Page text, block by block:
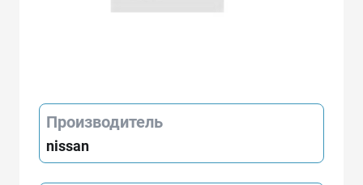
Производитель
nissan